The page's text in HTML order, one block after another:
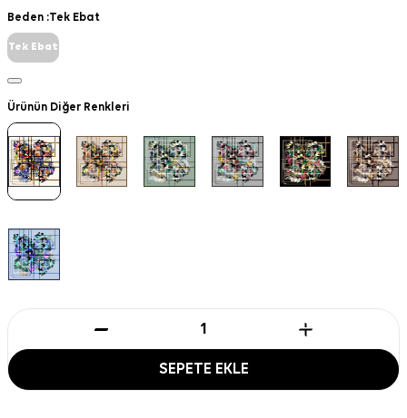
Beden :Tek Ebat
Tek Ebat
Ürünün Diğer Renkleri
SEPETE EKLE